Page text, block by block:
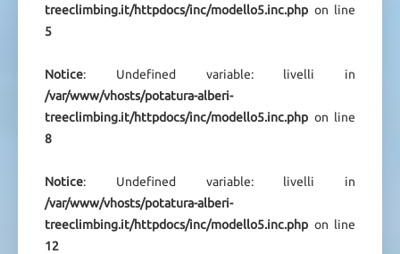
treeclimbing.it/httpdocs/inc/modello5.inc.php on line
5
Notice: Undefined variable: livelli in
/var/www/vhosts/potatura-alberi-
treeclimbing.it/httpdocs/inc/modello5.inc.php on line
8
Notice: Undefined variable: livelli in
/var/www/vhosts/potatura-alberi-
treeclimbing.it/httpdocs/inc/modello5.inc.php on line
12